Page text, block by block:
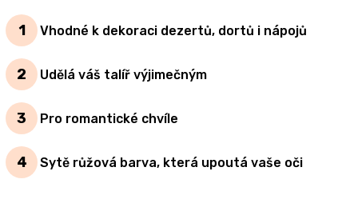
Vhodné k dekoraci dezertů, dortů i nápojů
Udělá váš talíř výjimečným
Pro romantické chvíle
Sytě růžová barva, která upoutá vaše oči